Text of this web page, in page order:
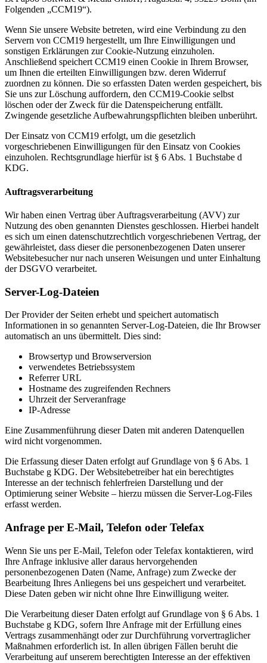
Folgenden „CCM19“).
Wenn Sie unsere Website betreten, wird eine Verbindung zu den
Servern von CCM19 hergestellt, um Ihre Einwilligungen und
sonstigen Erklärungen zur Cookie-Nutzung einzuholen.
Anschließend speichert CCM19 einen Cookie in Ihrem Browser,
um Ihnen die erteilten Einwilligungen bzw. deren Widerruf
zuordnen zu können. Die so erfassten Daten werden gespeichert, bis
Sie uns zur Löschung auffordern, den CCM19-Cookie selbst
löschen oder der Zweck für die Datenspeicherung entfällt.
Zwingende gesetzliche Aufbewahrungspflichten bleiben unberührt.
Der Einsatz von CCM19 erfolgt, um die gesetzlich
vorgeschriebenen Einwilligungen für den Einsatz von Cookies
einzuholen. Rechtsgrundlage hierfür ist § 6 Abs. 1 Buchstabe d
KDG.
Auftragsverarbeitung
Wir haben einen Vertrag über Auftragsverarbeitung (AVV) zur
Nutzung des oben genannten Dienstes geschlossen. Hierbei handelt
es sich um einen datenschutzrechtlich vorgeschriebenen Vertrag, der
gewährleistet, dass dieser die personenbezogenen Daten unserer
Websitebesucher nur nach unseren Weisungen und unter Einhaltung
der DSGVO verarbeitet.
Server-Log-Dateien
Der Provider der Seiten erhebt und speichert automatisch
Informationen in so genannten Server-Log-Dateien, die Ihr Browser
automatisch an uns übermittelt. Dies sind:
Browsertyp und Browserversion
verwendetes Betriebssystem
Referrer URL
Hostname des zugreifenden Rechners
Uhrzeit der Serveranfrage
IP-Adresse
Eine Zusammenführung dieser Daten mit anderen Datenquellen
wird nicht vorgenommen.
Die Erfassung dieser Daten erfolgt auf Grundlage von § 6 Abs. 1
Buchstabe g KDG. Der Websitebetreiber hat ein berechtigtes
Interesse an der technisch fehlerfreien Darstellung und der
Optimierung seiner Website – hierzu müssen die Server-Log-Files
erfasst werden.
Anfrage per E-Mail, Telefon oder Telefax
Wenn Sie uns per E-Mail, Telefon oder Telefax kontaktieren, wird
Ihre Anfrage inklusive aller daraus hervorgehenden
personenbezogenen Daten (Name, Anfrage) zum Zwecke der
Bearbeitung Ihres Anliegens bei uns gespeichert und verarbeitet.
Diese Daten geben wir nicht ohne Ihre Einwilligung weiter.
Die Verarbeitung dieser Daten erfolgt auf Grundlage von § 6 Abs. 1
Buchstabe g KDG, sofern Ihre Anfrage mit der Erfüllung eines
Vertrags zusammenhängt oder zur Durchführung vorvertraglicher
Maßnahmen erforderlich ist. In allen übrigen Fällen beruht die
Verarbeitung auf unserem berechtigten Interesse an der effektiven